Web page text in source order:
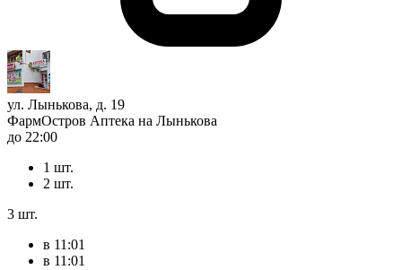
ул. Лынькова, д. 19
ФармОстров Аптека на Лынькова
до 22:00
1 шт.
2 шт.
3 шт.
в 11:01
в 11:01